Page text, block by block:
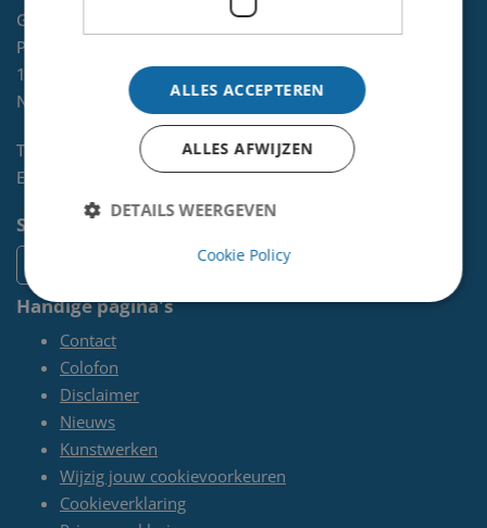
Gemeente Velsen
Postbus 465
1970 AL
IJMUIDEN
NL
Telefoon:
0255-567 200
E-mail:
kunst@velsen.nl
Socials
Handige pagina's
Contact
Colofon
Disclaimer
Nieuws
Kunstwerken
Wijzig jouw cookievoorkeuren
Cookieverklaring
ALLES ACCEPTEREN
ALLES AFWIJZEN
DETAILS WEERGEVEN
Cookie Policy